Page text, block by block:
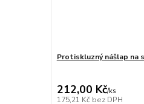
Protiskluzný nášlap na
212,00 Kč/ks
175,21 Kč bez DPH